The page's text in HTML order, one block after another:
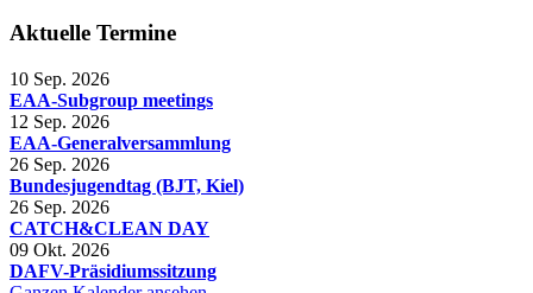
Aktuelle Termine
10 Sep. 2026
EAA-Subgroup meetings
12 Sep. 2026
EAA-Generalversammlung
26 Sep. 2026
Bundesjugendtag (BJT, Kiel)
26 Sep. 2026
CATCH&CLEAN DAY
09 Okt. 2026
DAFV-Präsidiumssitzung